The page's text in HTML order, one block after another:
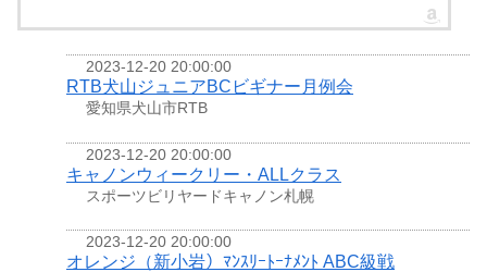
2023-12-20 20:00:00
RTB犬山ジュニアBCビギナー月例会
愛知県犬山市RTB
2023-12-20 20:00:00
キャノンウィークリー・ALLクラス
スポーツビリヤードキャノン札幌
2023-12-20 20:00:00
オレンジ（新小岩）ﾏﾝｽﾘｰﾄｰﾅﾒﾝﾄ ABC級戦